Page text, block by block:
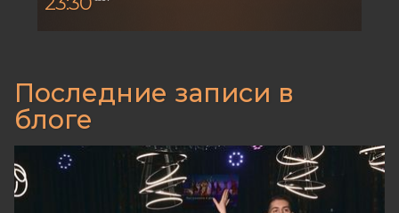
Последние записи в
блоге